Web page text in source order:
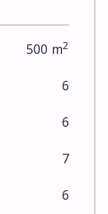
500 m2
6
6
7
6